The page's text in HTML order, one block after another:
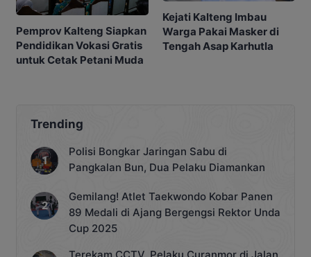
Pemprov Kalteng Siapkan
Pendidikan Vokasi Gratis
untuk Cetak Petani Muda
Kejati Kalteng Imbau
Warga Pakai Masker di
Tengah Asap Karhutla
Trending
Polisi Bongkar Jaringan Sabu di
Pangkalan Bun, Dua Pelaku Diamankan
Gemilang! Atlet Taekwondo Kobar Panen
89 Medali di Ajang Bergengsi Rektor Unda
Cup 2025